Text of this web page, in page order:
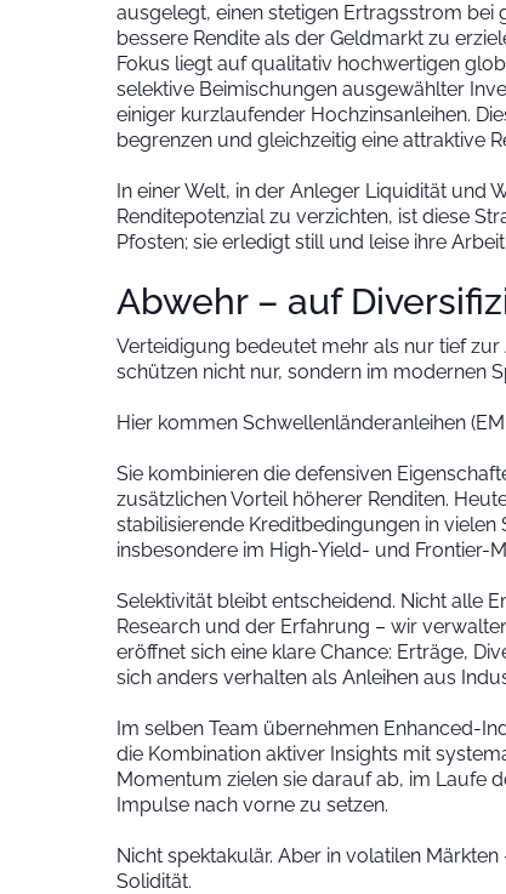
ausgelegt, einen stetigen Ertragsstrom bei
bessere Rendite als der Geldmarkt zu
Fokus liegt auf qualitativ hochwertigen
selektive Beimischungen ausgewählter
einiger kurzlaufender Hochzinsanleihen.
begrenzen und gleichzeitig eine attraktive
In einer Welt, in der Anleger Liquidität und
Renditepotenzial zu verzichten, ist diese
Pfosten; sie erledigt still und leise ihre
Abwehr – auf
Verteidigung bedeutet mehr als nur tief
schützen nicht nur, sondern im modernen
Hier kommen Schwellenländeranleihen
Sie kombinieren die defensiven
zusätzlichen Vorteil höherer Renditen.
stabilisierende Kreditbedingungen in
insbesondere im High-Yield- und Frontier-
Selektivität bleibt entscheidend. Nicht alle
Research und der Erfahrung – wir
eröffnet sich eine klare Chance: Erträge,
sich anders verhalten als Anleihen aus
Im selben Team übernehmen Enhanced-
die Kombination aktiver Insights mit
Momentum zielen sie darauf ab, im Laufe
Impulse nach vorne zu setzen.
Nicht spektakulär. Aber in volatilen
Solidität.